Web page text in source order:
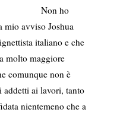
Non ho
mio avviso Joshua
italiano e che
molto maggiore
comunque non è
addetti ai lavori, tanto
nientemeno che a